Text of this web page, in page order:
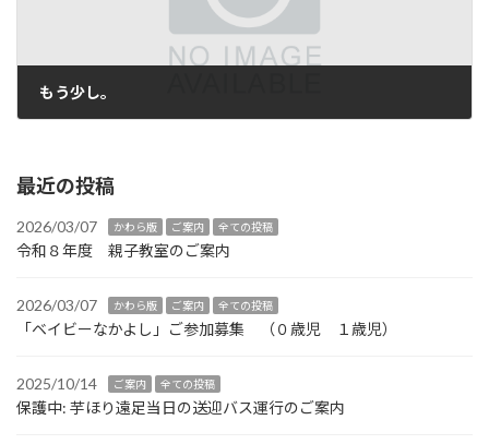
もう少し。
最近の投稿
2026/03/07 かわら版 ご案内 全ての投稿
令和８年度 親子教室のご案内
2026/03/07 かわら版 ご案内 全ての投稿
「ベイビーなかよし」ご参加募集 （０歳児 １歳児）
2025/10/14 ご案内 全ての投稿
保護中: 芋ほり遠足当日の送迎バス運行のご案内